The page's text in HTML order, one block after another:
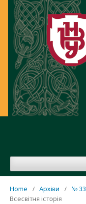
Home / Архіви / № 33
Всесвітня історія